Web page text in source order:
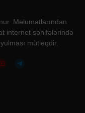
Məlumatlarından
internet səhifələrində
mütləqdir.